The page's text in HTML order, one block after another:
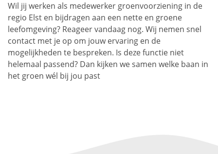
Wil jij werken als medewerker groenvoorziening in de
regio Elst en bijdragen aan een nette en groene
leefomgeving? Reageer vandaag nog. Wij nemen snel
contact met je op om jouw ervaring en de
mogelijkheden te bespreken. Is deze functie niet
helemaal passend? Dan kijken we samen welke baan in
het groen wél bij jou past